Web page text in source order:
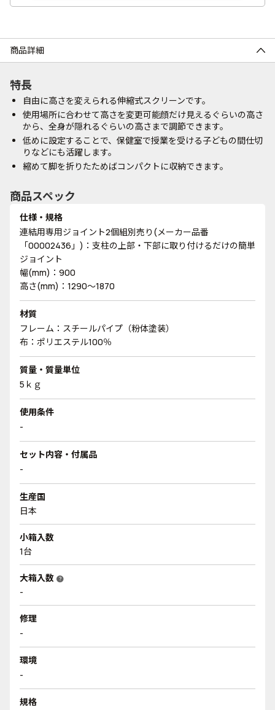
商品詳細
特長
自由に高さを変えられる伸縮式スクリーンです。
使用場所に合わせて高さを変更可能顔だけ見えるぐらいの高さ
から、全身が隠れるぐらいの高さまで調節できます。
低めに設定することで、保健室で授業を受ける子どもの間仕切
りなどにも活躍します。
縮めて脚を折りたためばコンパクトに収納できます。
商品スペック
仕様・規格
連結用専用ジョイント2個組別売り(メーカー品番
「00002436」)：支柱の上部・下部に取り付けるだけの簡単
ジョイント
幅(mm)：900
高さ(mm)：1290～1870
材質
フレーム：スチールパイプ（粉体塗装）
布：ポリエステル100％
質量・質量単位
5ｋｇ
使用条件
-
セット内容・付属品
-
生産国
日本
小箱入数
1台
大箱入数 help
-
修理
-
環境
-
規格